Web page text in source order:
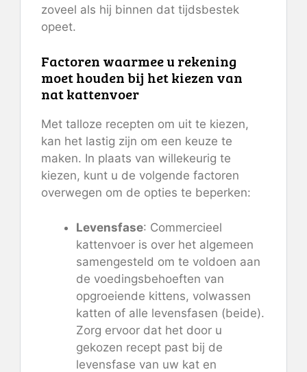
zoveel als hij binnen dat tijdsbestek
opeet.
Factoren waarmee u rekening
moet houden bij het kiezen van
nat kattenvoer
Met talloze recepten om uit te kiezen,
kan het lastig zijn om een ​​keuze te
maken. In plaats van willekeurig te
kiezen, kunt u de volgende factoren
overwegen om de opties te beperken:
Levensfase: Commercieel
kattenvoer is over het algemeen
samengesteld om te voldoen aan
de voedingsbehoeften van
opgroeiende kittens, volwassen
katten of alle levensfasen (beide).
Zorg ervoor dat het door u
gekozen recept past bij de
levensfase van uw kat en